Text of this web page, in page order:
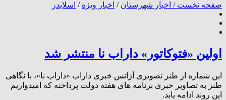
صفحه نخست / اخبار شهرستان / اخبار ویژه / اسلایدر
اولین «فتوکاتور» داراب نا منتشر شد
این شماره از طنز تصویری آژانس خبری داراب «داراب نا»، با نگاهی
طنز به تصاویر خبری برنامه های هفته دولت پرداخته که امیدواریم
این روند ادامه یابد.